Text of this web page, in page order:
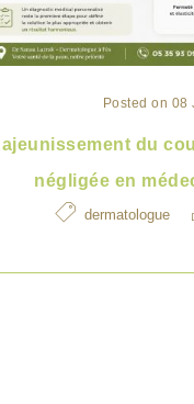
Posted on 08
du
négligée en
dermatologue